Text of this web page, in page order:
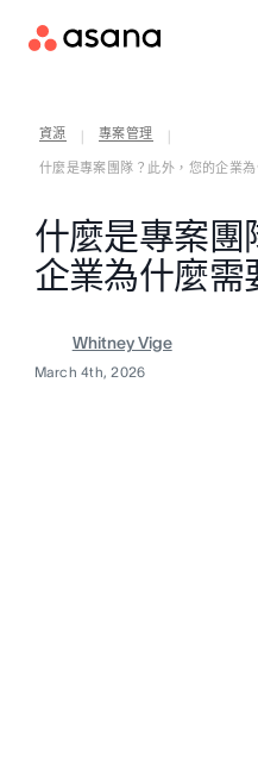
資源 專案管理
什麼是專案團隊？此外，您的企業
什麼是專案團
企業為什麼需
Whitney Vige
March 4th, 2026